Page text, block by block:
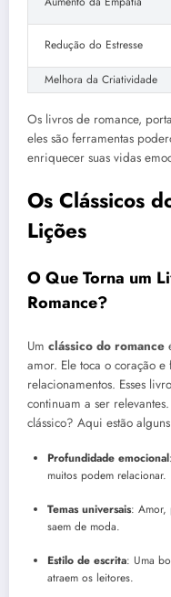
Redução do Estresse
Melhora da Criatividade
Os livros de romance,
eles são ferramentas
enriquecer suas vidas
Os Clássicos
Lições
O Que Torna um
Romance?
Um clássico do romance
amor. Ele toca o coração
relacionamentos. Esses
continuam a ser
clássico? Aqui estão
Profundidade emocional
muitos podem relacionar.
Temas universais: Amor,
saem de moda.
Estilo de escrita: Uma
atraem os leitores.